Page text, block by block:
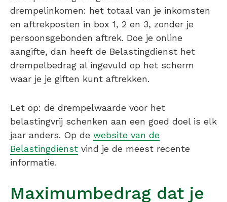
drempelinkomen: het totaal van je inkomsten
en aftrekposten in box 1, 2 en 3, zonder je
persoonsgebonden aftrek. Doe je online
aangifte, dan heeft de Belastingdienst het
drempelbedrag al ingevuld op het scherm
waar je je giften kunt aftrekken.
Let op: de drempelwaarde voor het
belastingvrij schenken aan een goed doel is elk
jaar anders. Op de website van de
Belastingdienst vind je de meest recente
informatie.
Maximumbedrag dat je